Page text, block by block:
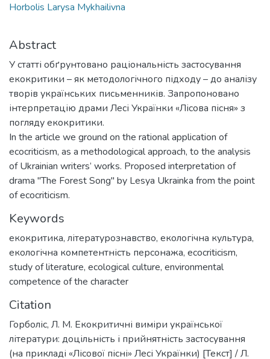
Horbolis Larysa Mykhailivna
Abstract
У статті обґрунтовано раціональність застосування
екокритики – як методологічного підходу – до аналізу
творів українських письменників. Запропоновано
інтерпретацію драми Лесі Українки «Лісова пісня» з
погляду екокритики.
In the article we ground on the rational application of
ecocriticism, as a methodological approach, to the analysis
of Ukrainian writers’ works. Proposed interpretation of
drama "The Forest Song" by Lesya Ukrainka from the point
of ecocriticism.
Keywords
екокритика, літературознавство, екологічна культура,
екологічна компетентність персонажа, ecocriticism,
study of literature, ecological culture, environmental
competence of the character
Citation
Горболіс, Л. М. Екокритичні виміри української
літератури: доцільність і прийнятність застосування
(на прикладі «Лісової пісні» Лесі Українки) [Текст] / Л.